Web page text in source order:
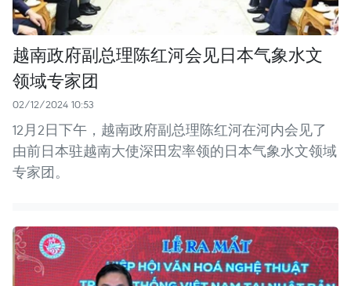
越南政府副总理陈红河会见日本气象水文
领域专家团
02/12/2024 10:53
12月2日下午，越南政府副总理陈红河在河内会见了
由前日本驻越南大使深田宏率领的日本气象水文领域
专家团。